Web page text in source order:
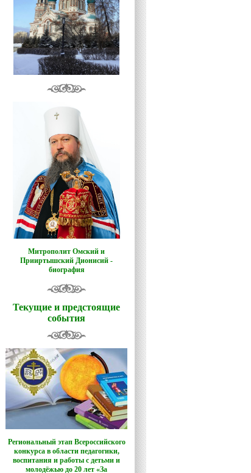
Митрополит Омский и
Прииртышский Дионисий -
биография
Текущие и предстоящие
события
Региональный этап Всероссийского
конкурса в области педагогики,
воспитания и работы с детьми и
молодёжью до 20 лет «За